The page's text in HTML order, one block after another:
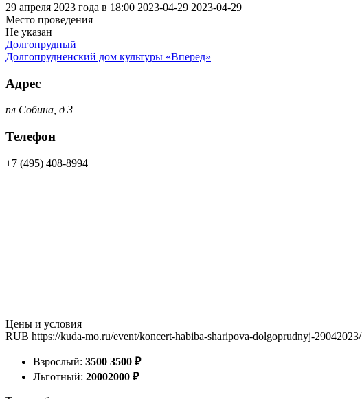
29 апреля 2023 года в 18:00 2023-04-29 2023-04-29
Место проведения
Не указан
Долгопрудный
Долгопрудненский дом культуры «Вперед»
Адрес
пл Собина, д 3
Телефон
+7 (495) 408-8994
Цены и условия
RUB https://kuda-mo.ru/event/koncert-habiba-sharipova-dolgoprudnyj-29042023/
Взрослый: 3500 3500 ₽
Льготный: 20002000 ₽